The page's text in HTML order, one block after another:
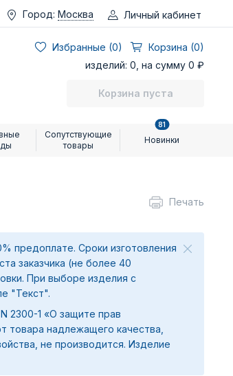
Город: Москва Личный кабинет
Избранные (0)
Корзина (0)
изделий: 0, на сумму 0 ₽
Корзина пуста
Сопутствующие
товары
Новинки
81
Печать
предоплате. Сроки изготовления
заказчика (не более 40
При выборе изделия с
"Текст".
2300-1 «О защите прав
товара надлежащего качества,
не производится. Изделие